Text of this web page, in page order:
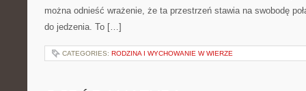
można odnieść wrażenie, że ta przestrzeń stawia na swobodę
do jedzenia. To […]
CATEGORIES: RODZINA I WYCHOWANIE W WIERZE